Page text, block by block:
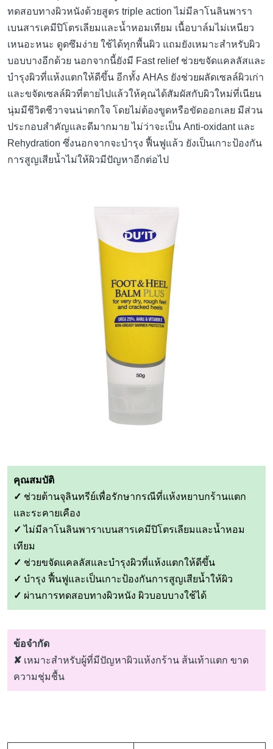
ทดสอบทางผิวหนังด้วยสูตร triple action ไม่มีลาโนลินพารา
เบนสารเคมีปิโตรเลียมและน้ำหอมเทียม เนื้อบาล์มไม่เหนียว
เหนอะหนะ ดูดซึมง่าย ใช้ได้ทุกพื้นผิว แถมยังเหมาะสำหรับผิว
บอบบางอีกด้วย นอกจากนี้ยังมี Fast relief ช่วยขจัดแคลลัสและ
บำรุงผิวที่แห้งแตกให้ดีขึ้น อีกทั้ง AHAs ยังช่วยผลัดเซลล์ผิวเก่า
และขจัดเซลล์ผิวที่ตายไปแล้วให้คุณได้สัมผัสกับผิวใหม่ที่เนียน
นุ่มมีชีวิตชีวาจนน่าตกใจ โดยไม่ต้องขูดหรือขัดออกเลย มีส่วน
ประกอบสำคัญและดีมากมาย ไม่ว่าจะเป็น Anti-oxidant และ
Rehydration ซึ่งนอกจากจะบำรุง ฟื้นฟูแล้ว ยังเป็นเกาะป้องกัน
การสูญเสียน้ำไม่ให้ผิวมีปัญหาอีกต่อไป
คุณสมบัติ
✓ ช่วยต้านจุลินทรีย์เพื่อรักษากรณีที่แห้งหยาบกร้านแตก
และระคายเคือง
✓ ไม่มีลาโนลินพาราเบนสารเคมีปิโตรเลียมและน้ำหอม
เทียม
✓ ช่วยขจัดแคลลัสและบำรุงผิวที่แห้งแตกให้ดีขึ้น
✓ บำรุง ฟื้นฟูและเป็นเกาะป้องกันการสูญเสียน้ำให้ผิว
✓ ผ่านการทดสอบทางผิวหนัง ผิวบอบบางใช้ได้
ข้อจำกัด
✘ เหมาะสำหรับผู้ที่มีปัญหาผิวแห้งกร้าน ส้นเท้าแตก ขาด
ความชุ่มชื้น